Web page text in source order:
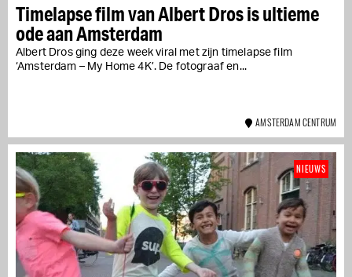
Timelapse film van Albert Dros is ultieme
ode aan Amsterdam
Albert Dros ging deze week viral met zijn timelapse film
‘Amsterdam – My Home 4K’. De fotograaf en...
AMSTERDAM CENTRUM
NIEUWS